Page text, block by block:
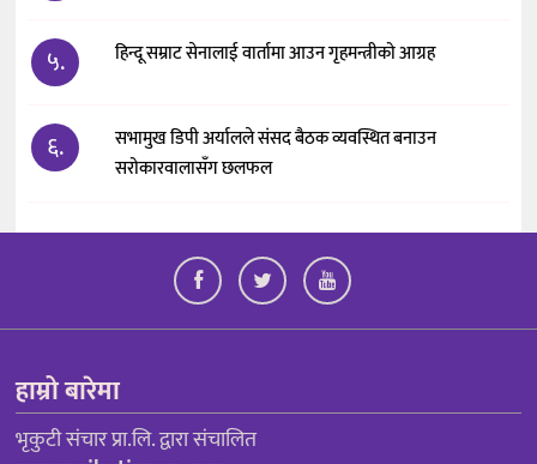
५. हिन्दू सम्राट सेनालाई वार्तामा आउन गृहमन्त्रीको आग्रह
६.
सभामुख डिपी अर्यालले संसद बैठक व्यवस्थित बनाउन
सरोकारवालासँग छलफल
हाम्रो बारेमा
भृकुटी संचार प्रा.लि. द्वारा संचालित